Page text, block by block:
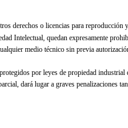
derechos o licencias para
Intelectual, quedan expresamente
medio técnico sin previa
por leyes de propiedad
dará lugar a graves penalizaciones